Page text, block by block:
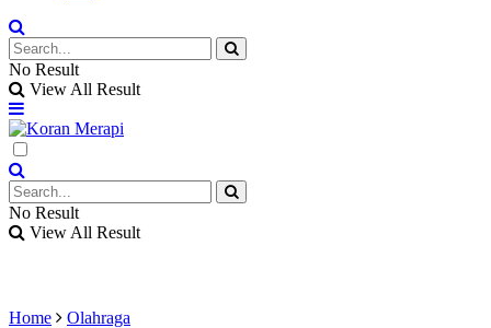
No Result
View All Result
No Result
View All Result
Home Olahraga